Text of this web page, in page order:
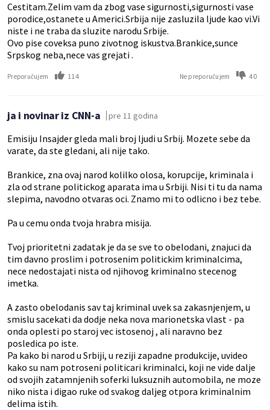
Cestitam.Zelim vam da zbog vase sigurnosti,sigurnosti vase
porodice,ostanete u Americi.Srbija nije zasluzila ljude kao vi.Vi
niste i ne traba da sluzite narodu Srbije.
Ovo pise coveksa puno zivotnog iskustva.Brankice,sunce
Srpskog neba,nece vas grejati .
Preporučujem 114 Ne preporučujem 40
ja i novinar iz CNN-a pre 11 godina
Emisiju Insajder gleda mali broj ljudi u Srbij. Mozete sebe da
varate, da ste gledani, ali nije tako.
Brankice, zna ovaj narod kolilko olosa, korupcije, kriminala i
zla od strane politickog aparata ima u Srbiji. Nisi ti tu da nama
slepima, navodno otvaras oci. Znamo mi to odlicno i bez tebe.
Pa u cemu onda tvoja hrabra misija.
Tvoj prioritetni zadatak je da se sve to obelodani, znajuci da
tim davno proslim i potrosenim politickim kriminalcima,
nece nedostajati nista od njihovog kriminalno stecenog
imetka.
A zasto obelodanis sav taj kriminal uvek sa zakasnjenjem, u
smislu sacekati da dodje neka nova marionetska vlast - pa
onda oplesti po staroj vec istosenoj , ali naravno bez
posledica po iste.
Pa kako bi narod u Srbiji, u reziji zapadne produkcije, uvideo
kako su nam potroseni politicari kriminalci, koji ne vide dalje
od svojih zatamnjenih soferki luksuznih automobila, ne moze
niko nista i digao ruke od svakog daljeg otpora kriminalnim
delima istih.